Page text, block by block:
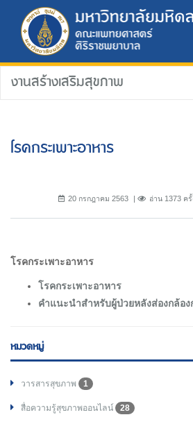
งานสร้างเสริมสุขภาพ
โรคกระเพาะอาหาร
20 กรกฎาคม 2563 อ่าน 1373 ครั้
โรคกระเพาะอาหาร
โรคกระเพาะอาหาร
คำแนะนำสำหรับผู้ป่วยหลังส่องกล้อง
หมวดหมู่
วารสารสุขภาพ 1
สื่อความรู้สุขภาพออนไลน์ 28